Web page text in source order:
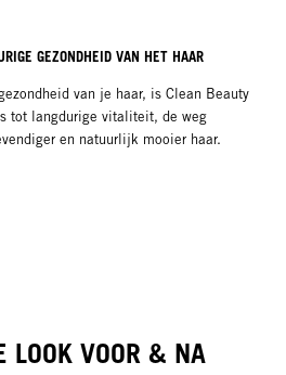
GEZONDHEID​ VAN HET HAAR
van je haar, is Clean Beauty
tot langdurige vitaliteit, de weg
en natuurlijk mooier haar.
LOOK VOOR & NA